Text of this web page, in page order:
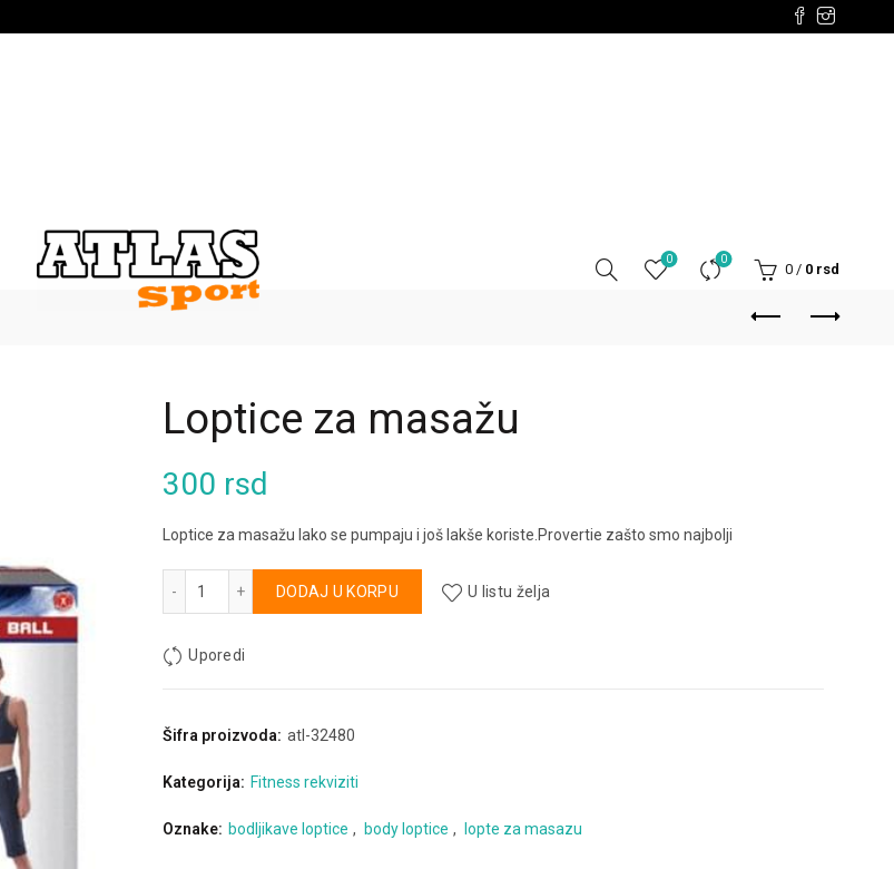
0 0
0 / 0 rsd
Loptice za masažu
300 rsd
Loptice za masažu lako se pumpaju i još lakše koriste.Provertie zašto smo najbolji
DODAJ U KORPU
Alternative:
U listu želja
Uporedi
Šifra proizvoda: atl-32480
Kategorija: Fitness rekviziti
Oznake: bodljikave loptice , body loptice , lopte za masazu